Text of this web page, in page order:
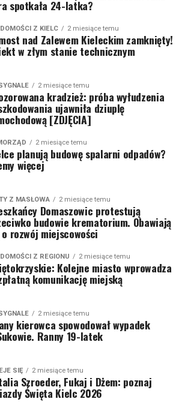
spotkała 24-latka?
Z KIELC 2 miesiące temu
nad Zalewem Kieleckim zamknięty!
w złym stanie technicznym
2 miesiące temu
kradzież: próba wyłudzenia
ujawniła dziuplę
[ZDJĘCIA]
2 miesiące temu
planują budowę spalarni odpadów?
więcej
Z MASŁOWA 2 miesiące temu
Domaszowic protestują
budowie krematorium. Obawiają
rozwój miejscowości
Z REGIONU 2 miesiące temu
Kolejne miasto wprowadza
komunikację miejską
2 miesiące temu
kierowca spowodował wypadek
Ranny 19-latek
SIĘ 2 miesiące temu
Szroeder, Fukaj i Dżem: poznaj
Święta Kielc 2026